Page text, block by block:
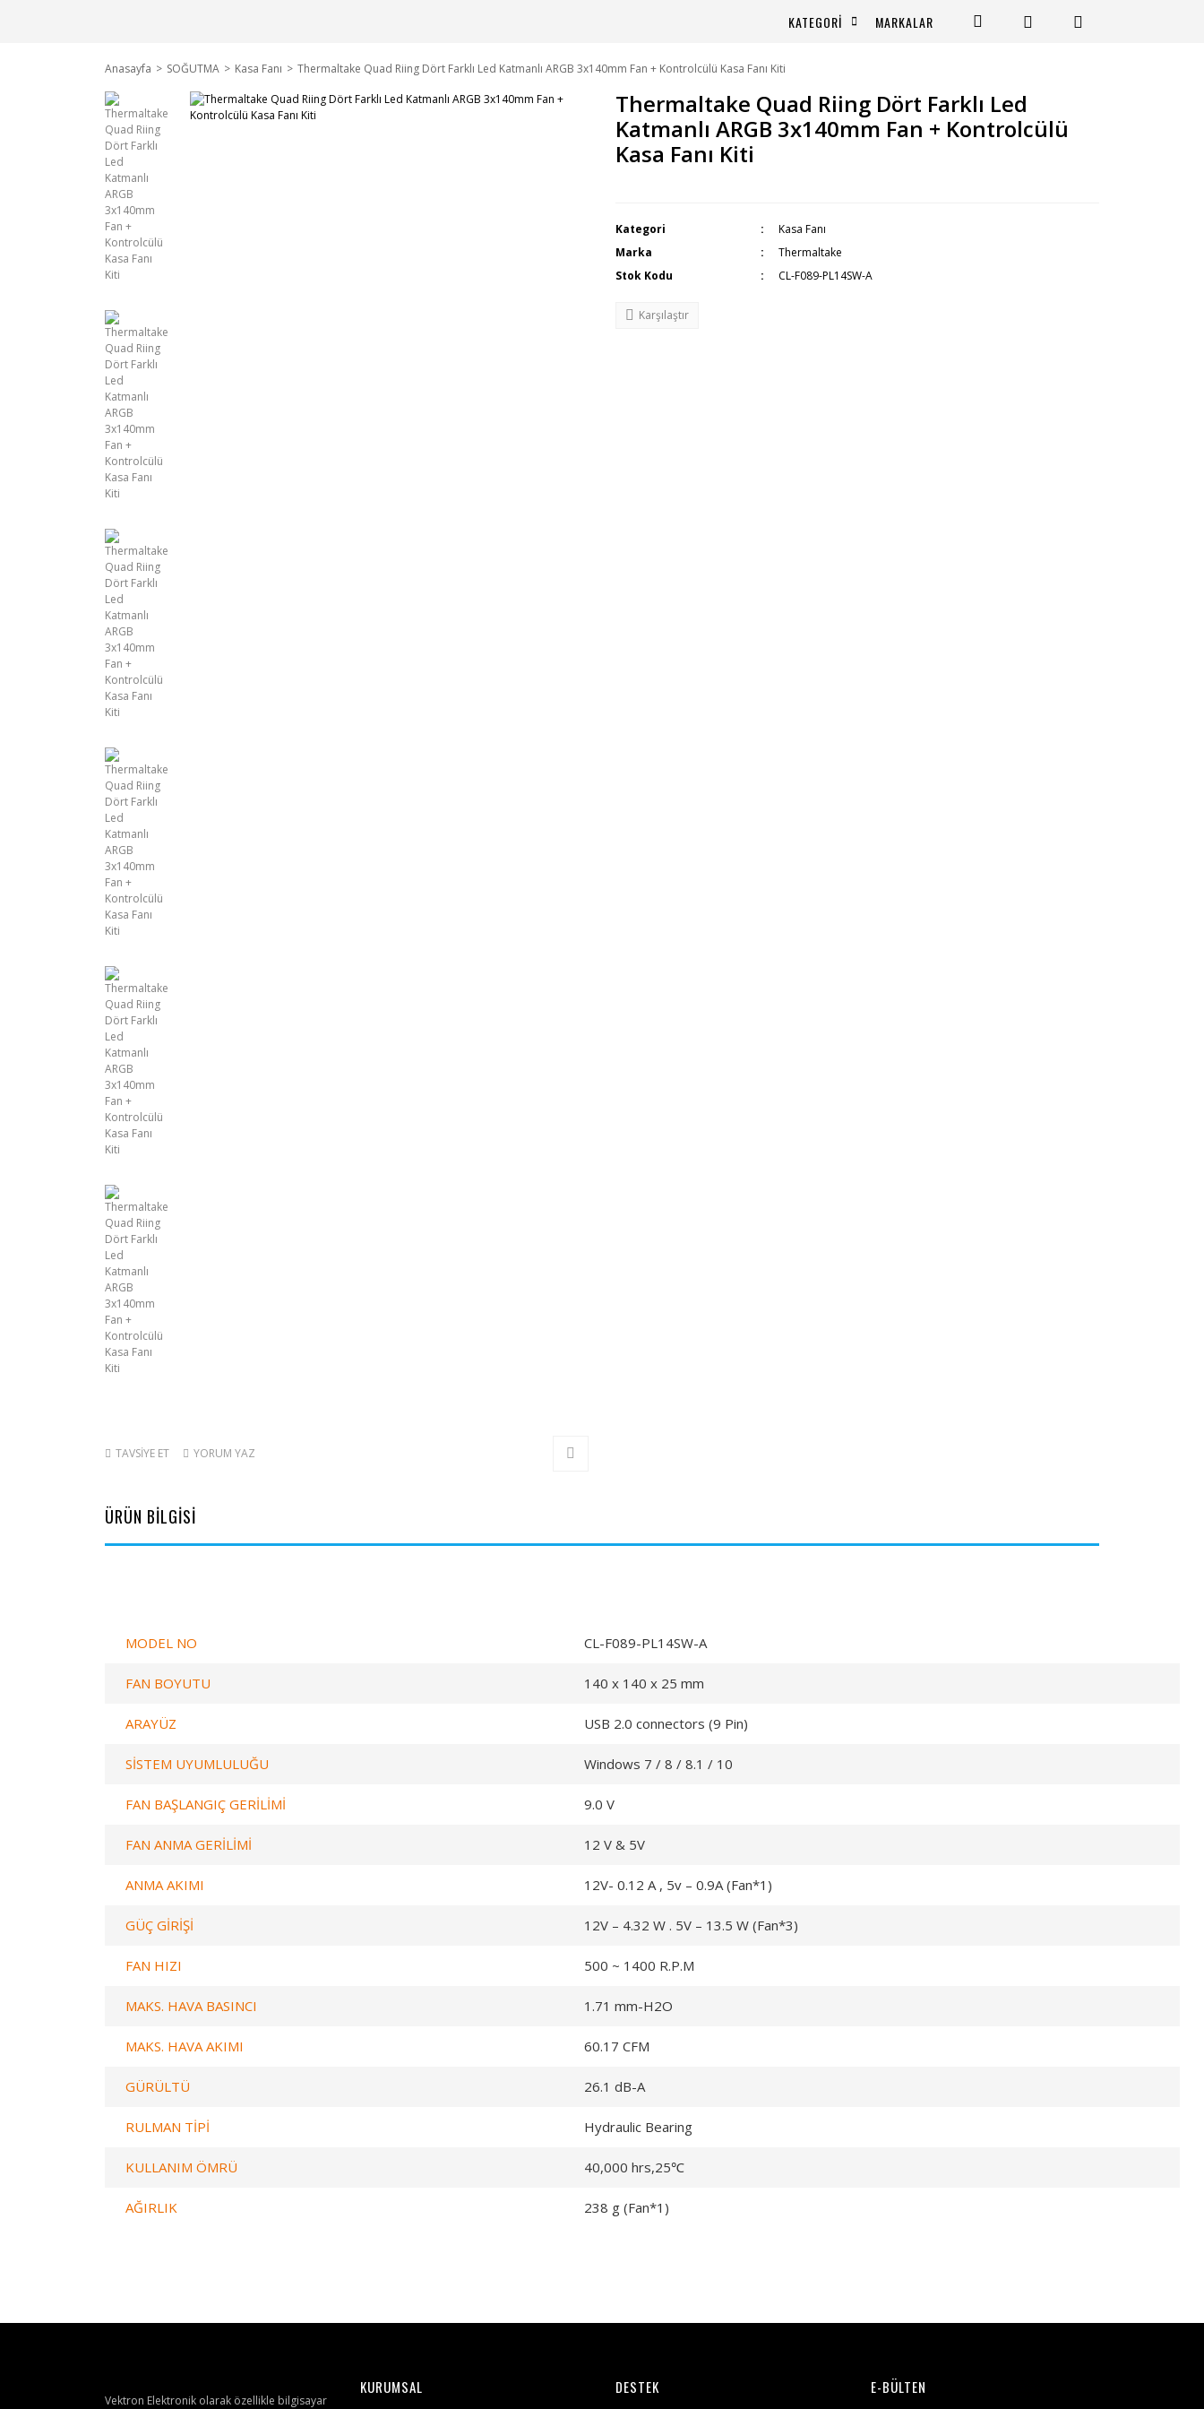
KATEGORİ MARKALAR
Anasayfa SOĞUTMA Kasa Fanı Thermaltake Quad Riing Dört Farklı Led Katmanlı ARGB 3x140mm Fan + Kontrolcülü Kasa Fanı Kiti
TAVSİYE ET YORUM YAZ
Thermaltake Quad Riing Dört Farklı Led
Katmanlı ARGB 3x140mm Fan + Kontrolcülü
Kasa Fanı Kiti
Kategori
Kasa Fanı
Marka
Thermaltake
Stok Kodu
CL-F089-PL14SW-A
Karşılaştır
ÜRÜN BİLGİSİ
MODEL NO CL-F089-PL14SW-A
FAN BOYUTU 140 x 140 x 25 mm
ARAYÜZ USB 2.0 connectors (9 Pin)
SİSTEM UYUMLULUĞU Windows 7 / 8 / 8.1 / 10
FAN BAŞLANGIÇ GERİLİMİ 9.0 V
FAN ANMA GERİLİMİ 12 V & 5V
ANMA AKIMI 12V- 0.12 A , 5v – 0.9A (Fan*1)
GÜÇ GİRİŞİ 12V – 4.32 W . 5V – 13.5 W (Fan*3)
FAN HIZI 500 ~ 1400 R.P.M
MAKS. HAVA BASINCI 1.71 mm-H2O
MAKS. HAVA AKIMI 60.17 CFM
GÜRÜLTÜ 26.1 dB-A
RULMAN TİPİ Hydraulic Bearing
KULLANIM ÖMRÜ 40,000 hrs,25℃
AĞIRLIK 238 g (Fan*1)
Vektron Elektronik olarak özellikle bilgisayar
KURUMSAL DESTEK E-BÜLTEN